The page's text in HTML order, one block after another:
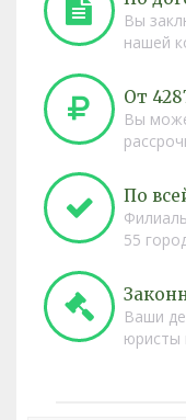
Вы
нашей
От
Вы
По
55
Ваши
юристы